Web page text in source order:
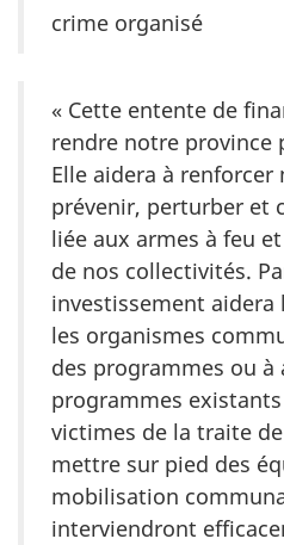
crime organisé
« Cette entente de
rendre notre province
Elle aidera à
prévenir, perturber et
liée aux armes à feu
de nos collectivités.
investissement
les organismes
des programmes ou à
programmes
victimes de la traite
mettre sur pied des
mobilisation
interviendront